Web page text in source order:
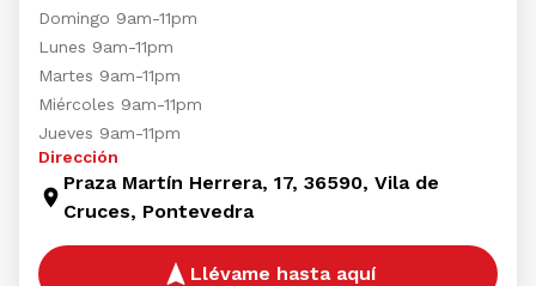
Domingo 9am-11pm
Lunes 9am-11pm
Martes 9am-11pm
Miércoles 9am-11pm
Jueves 9am-11pm
Dirección
Praza Martín Herrera, 17, 36590, Vila de
Cruces, Pontevedra
Llévame hasta aquí